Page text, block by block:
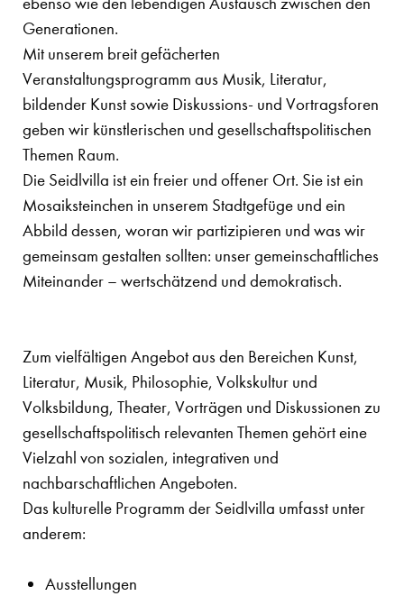
Generationen.
Mit unserem breit gefächerten
Veranstaltungsprogramm aus Musik, Literatur,
bildender Kunst sowie Diskussions- und Vortragsforen
geben wir künstlerischen und gesellschaftspolitischen
Themen Raum.
Die Seidlvilla ist ein freier und offener Ort. Sie ist ein
Mosaiksteinchen in unserem Stadtgefüge und ein
Abbild dessen, woran wir partizipieren und was wir
gemeinsam gestalten sollten: unser gemeinschaftliches
Miteinander – wertschätzend und demokratisch.
Zum vielfältigen Angebot aus den Bereichen Kunst,
Literatur, Musik, Philosophie, Volkskultur und
Volksbildung, Theater, Vorträgen und Diskussionen zu
gesellschaftspolitisch relevanten Themen gehört eine
Vielzahl von sozialen, integrativen und
nachbarschaftlichen Angeboten.
Das kulturelle Programm der Seidlvilla umfasst unter
anderem:
Ausstellungen